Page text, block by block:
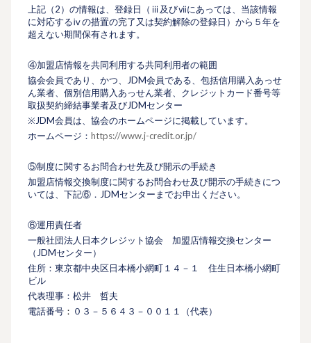
上記（2）の情報は、登録日（ⅲ及びⅶにあっては、当該情報
に対応するⅳの措置の完了又は契約解除の登録日）から５年を
超えない期間保有されます。
④加盟店情報を共同利用する共同利用者の範囲
協会会員であり、かつ、JDM会員である、包括信用購入あっせ
ん業者、個別信用購入あっせん業者、クレジットカード番号等
取扱契約締結事業者及びJDMセンター
※JDM会員は、協会のホームページに掲載しています。
ホームページ： https://www.j-credit.or.jp/
⑤制度に関するお問合わせ先及び開示の手続き
加盟店情報交換制度に関するお問合わせ及び開示の手続きにつ
いては、下記⑥．JDMセンターまでお申出ください。
⑥運用責任者
一般社団法人日本クレジット協会 加盟店情報交換センター
（JDMセンター）
住所：東京都中央区日本橋小網町１４－１ 住生日本橋小網町
ビル
代表理事：松井 哲夫
電話番号 ： ０３－５６４３－００１１（代表）